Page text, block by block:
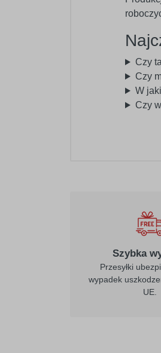
Czy
Czy
W
Czy
Szybka
Przesyłki
wypadek
UE.